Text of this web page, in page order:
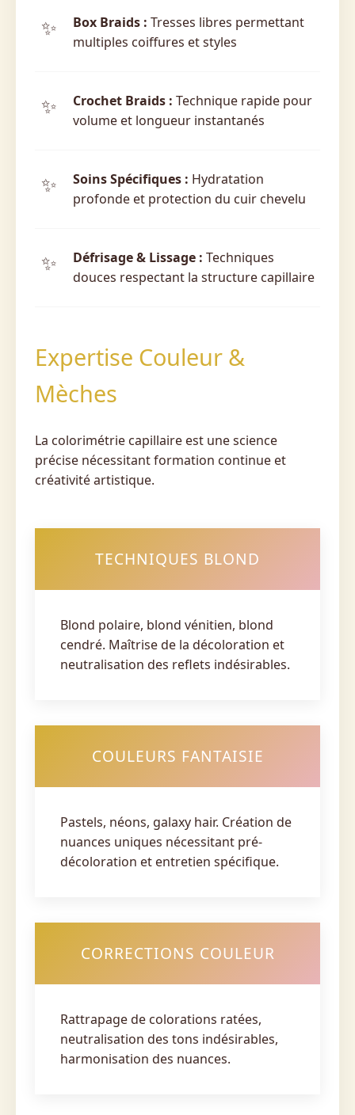
Box Braids : Tresses libres permettant
multiples coiffures et styles
Crochet Braids : Technique rapide pour
volume et longueur instantanés
Soins Spécifiques : Hydratation
profonde et protection du cuir chevelu
Défrisage & Lissage : Techniques
douces respectant la structure capillaire
Expertise Couleur &
Mèches
La colorimétrie capillaire est une science
précise nécessitant formation continue et
créativité artistique.
TECHNIQUES BLOND
Blond polaire, blond vénitien, blond
cendré. Maîtrise de la décoloration et
neutralisation des reflets indésirables.
COULEURS FANTAISIE
Pastels, néons, galaxy hair. Création de
nuances uniques nécessitant pré-
décoloration et entretien spécifique.
CORRECTIONS COULEUR
Rattrapage de colorations ratées,
neutralisation des tons indésirables,
harmonisation des nuances.